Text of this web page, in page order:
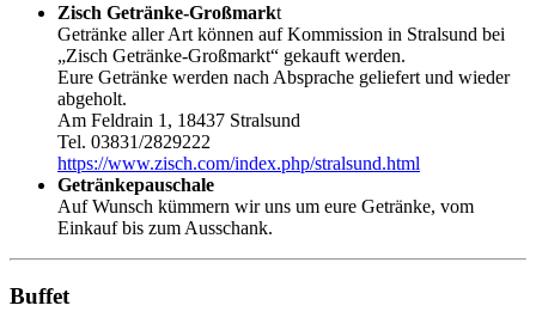
Zisch Getränke-Großmarkt
Getränke aller Art können auf Kommission in Stralsund bei
„Zisch Getränke-Großmarkt“ gekauft werden.
Eure Getränke werden nach Absprache geliefert und wieder
abgeholt.
Am Feldrain 1, 18437 Stralsund
Tel. 03831/2829222
https://www.zisch.com/index.php/stralsund.html
Getränkepauschale
Auf Wunsch kümmern wir uns um eure Getränke, vom
Einkauf bis zum Ausschank.
Buffet